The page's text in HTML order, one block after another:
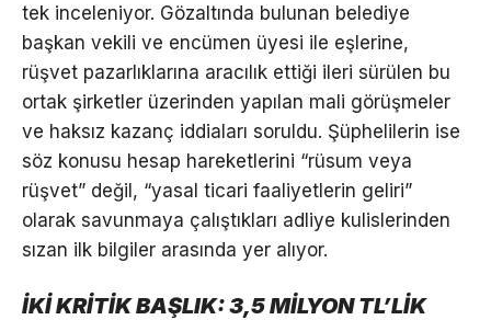
tek inceleniyor. Gözaltında bulunan belediye
başkan vekili ve encümen üyesi ile eşlerine,
rüşvet pazarlıklarına aracılık ettiği ileri sürülen bu
ortak şirketler üzerinden yapılan mali görüşmeler
ve haksız kazanç iddiaları soruldu. Şüphelilerin ise
söz konusu hesap hareketlerini “rüsum veya
rüşvet” değil, “yasal ticari faaliyetlerin geliri”
olarak savunmaya çalıştıkları adliye kulislerinden
sızan ilk bilgiler arasında yer alıyor.
İKİ KRİTİK BAŞLIK: 3,5 MİLYON TL’LİK